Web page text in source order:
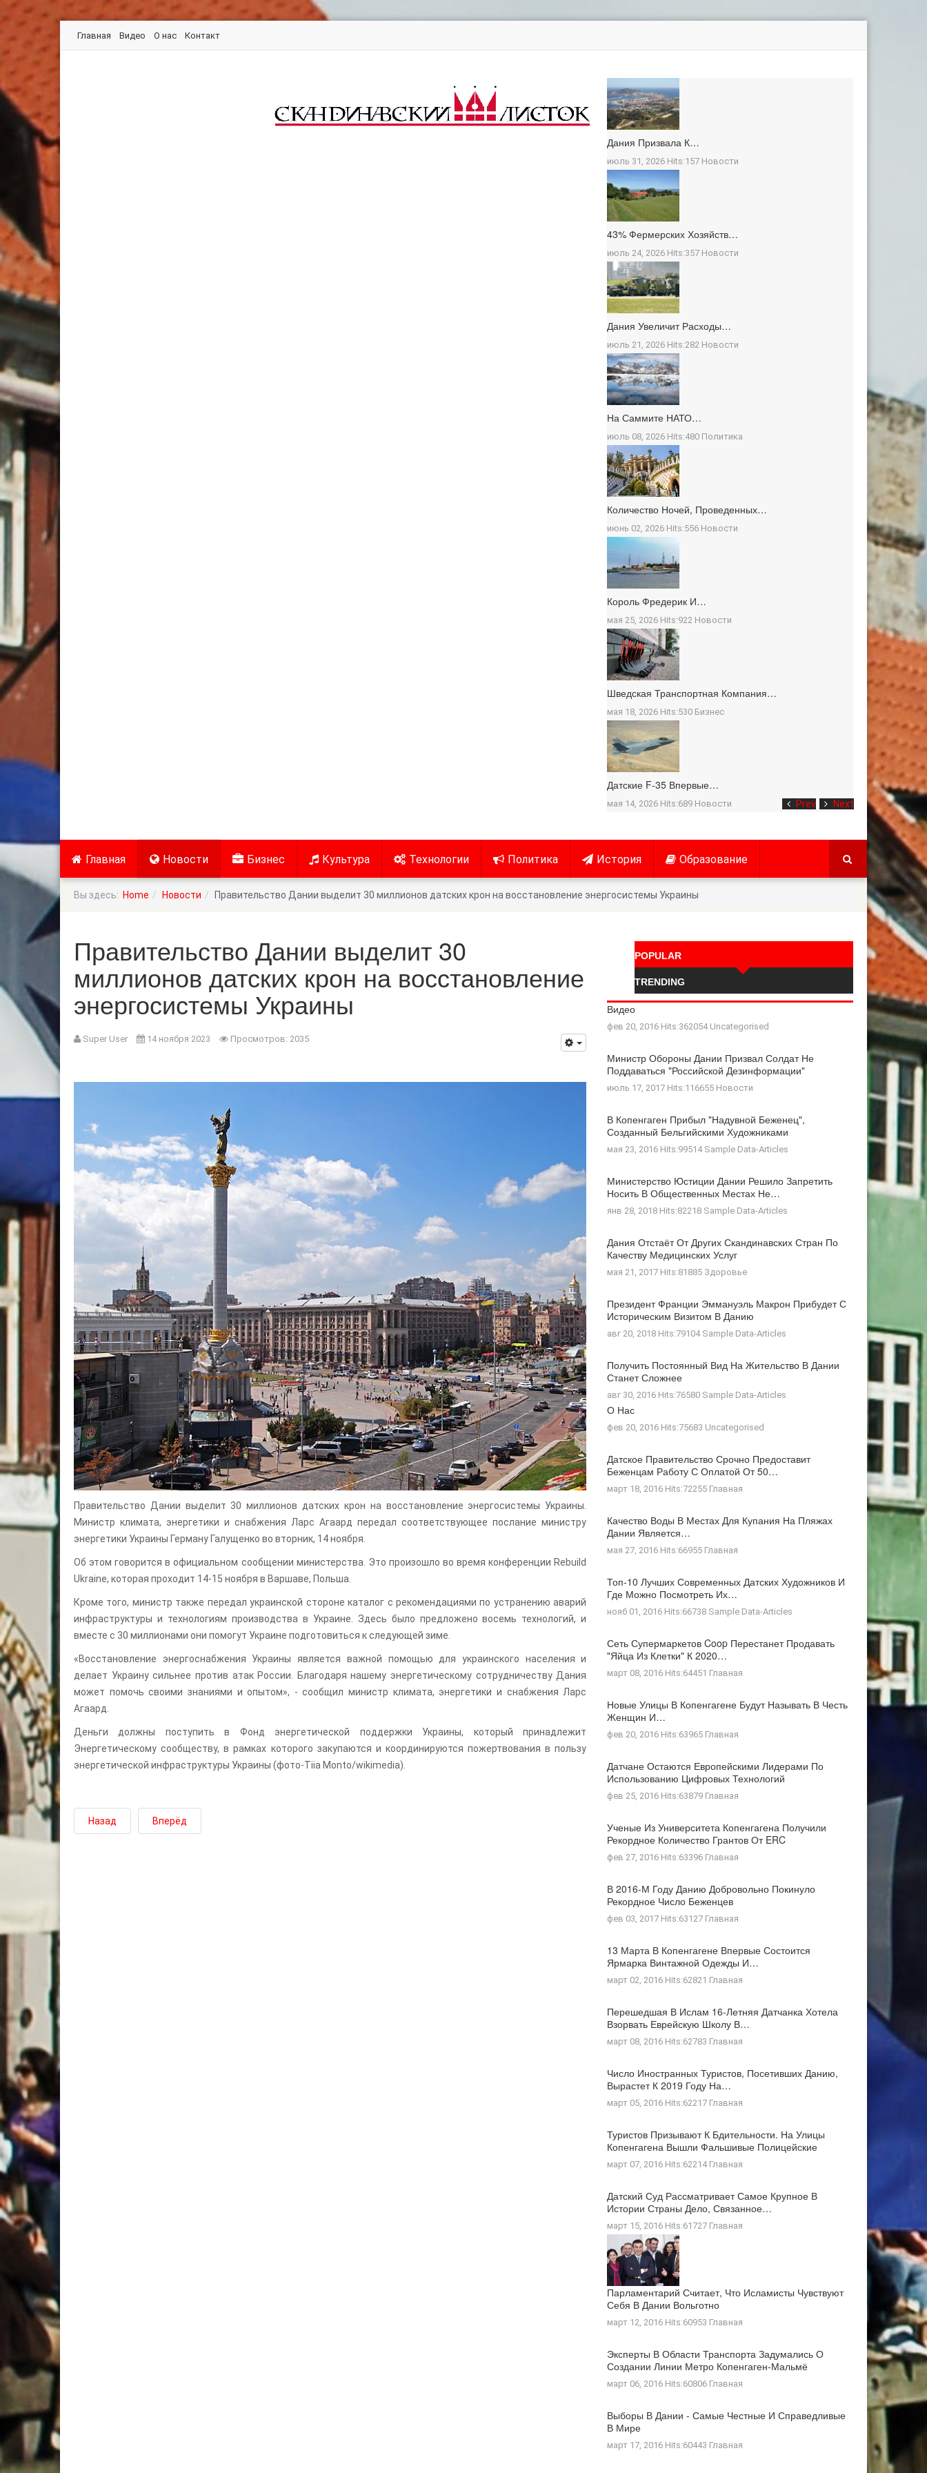
Главная Видео О нас Контакт
Prev Next
Дания Призвала К…
июль 31, 2026 Hits:157 Новости
43% Фермерских Хозяйств…
июль 24, 2026 Hits:357 Новости
Дания Увеличит Расходы…
июль 21, 2026 Hits:282 Новости
На Саммите НАТО…
июль 08, 2026 Hits:480 Политика
Количество Ночей, Проведенных…
июнь 02, 2026 Hits:556 Новости
Король Фредерик И…
мая 25, 2026 Hits:922 Новости
Шведская Транспортная Компания…
мая 18, 2026 Hits:530 Бизнес
Датские F-35 Впервые…
мая 14, 2026 Hits:689 Новости
Главная Новости Бизнес Культура Технологии Политика История Образование
Вы здесь: Home Новости Правительство Дании выделит 30 миллионов датских крон на восстановление энергосистемы Украины
Правительство Дании выделит 30
миллионов датских крон на восстановление
энергосистемы Украины
Super User 14 ноября 2023 Просмотров: 2035
Правительство Дании выделит 30 миллионов датских крон на восстановление энергосистемы Украины.
Министр климата, энергетики и снабжения Ларс Агаард передал соответствующее послание министру
энергетики Украины Герману Галущенко во вторник, 14 ноября.
Об этом говорится в официальном сообщении министерства. Это произошло во время конференции Rebuild
Ukraine, которая проходит 14-15 ноября в Варшаве, Польша.
Кроме того, министр также передал украинской стороне каталог с рекомендациями по устранению аварий
инфраструктуры и технологиям производства в Украине. Здесь было предложено восемь технологий, и
вместе с 30 миллионами они помогут Украине подготовиться к следующей зиме.
«Восстановление энергоснабжения Украины является важной помощью для украинского населения и
делает Украину сильнее против атак России. Благодаря нашему энергетическому сотрудничеству Дания
может помочь своими знаниями и опытом», - сообщил министр климата, энергетики и снабжения Ларс
Агаард.
Деньги должны поступить в Фонд энергетической поддержки Украины, который принадлежит
Энергетическому сообществу, в рамках которого закупаются и координируются пожертвования в пользу
энергетической инфраструктуры Украины (фото-Tiia Monto/wikimedia).
Назад Вперёд
POPULAR
TRENDING
Видео
фев 20, 2016 Hits:362054 Uncategorised
Министр Обороны Дании Призвал Солдат Не
Поддаваться "российской Дезинформации"
июль 17, 2017 Hits:116655 Новости
В Копенгаген Прибыл "Надувной Беженец",
Созданный Бельгийскими Художниками
мая 23, 2016 Hits:99514 Sample Data-Articles
Министерство Юстиции Дании Решило Запретить
Носить В Общественных Местах Не…
янв 28, 2018 Hits:82218 Sample Data-Articles
Дания Отстаёт От Других Скандинавских Стран По
Качеству Медицинских Услуг
мая 21, 2017 Hits:81885 Здоровье
Президент Франции Эммануэль Макрон Прибудет С
Историческим Визитом В Данию
авг 20, 2018 Hits:79104 Sample Data-Articles
Получить Постоянный Вид На Жительство В Дании
Станет Сложнее
авг 30, 2016 Hits:76580 Sample Data-Articles
О Нас
фев 20, 2016 Hits:75683 Uncategorised
Датское Правительство Срочно Предоставит
Беженцам Работу С Оплатой От 50…
март 18, 2016 Hits:72255 Главная
Качество Воды В Местах Для Купания На Пляжах
Дании Является…
мая 27, 2016 Hits:66955 Главная
Топ-10 Лучших Современных Датских Художников И
Где Можно Посмотреть Их…
нояб 01, 2016 Hits:66738 Sample Data-Articles
Сеть Супермаркетов Coop Перестанет Продавать
"яйца Из Клетки" К 2020…
март 08, 2016 Hits:64451 Главная
Новые Улицы В Копенгагене Будут Называть В Честь
Женщин И…
фев 20, 2016 Hits:63965 Главная
Датчане Остаются Европейскими Лидерами По
Использованию Цифровых Технологий
фев 25, 2016 Hits:63879 Главная
Ученые Из Университета Копенгагена Получили
Рекордное Количество Грантов От ERC
фев 27, 2016 Hits:63396 Главная
В 2016-М Году Данию Добровольно Покинуло
Рекордное Число Беженцев
фев 03, 2017 Hits:63127 Главная
13 Марта В Копенгагене Впервые Состоится
Ярмарка Винтажной Одежды И…
март 02, 2016 Hits:62821 Главная
Перешедшая В Ислам 16-Летняя Датчанка Хотела
Взорвать Еврейскую Школу В…
март 08, 2016 Hits:62783 Главная
Число Иностранных Туристов, Посетивших Данию,
Вырастет К 2019 Году На…
март 05, 2016 Hits:62217 Главная
Туристов Призывают К Бдительности. На Улицы
Копенгагена Вышли Фальшивые Полицейские
март 07, 2016 Hits:62214 Главная
Датский Суд Рассматривает Самое Крупное В
Истории Страны Дело, Связанное…
март 15, 2016 Hits:61727 Главная
Парламентарий Считает, Что Исламисты Чувствуют
Себя В Дании Вольготно
март 12, 2016 Hits:60953 Главная
Эксперты В Области Транспорта Задумались О
Создании Линии Метро Копенгаген-Мальмё
март 06, 2016 Hits:60806 Главная
Выборы В Дании - Самые Честные И Справедливые
В Мире
март 17, 2016 Hits:60443 Главная